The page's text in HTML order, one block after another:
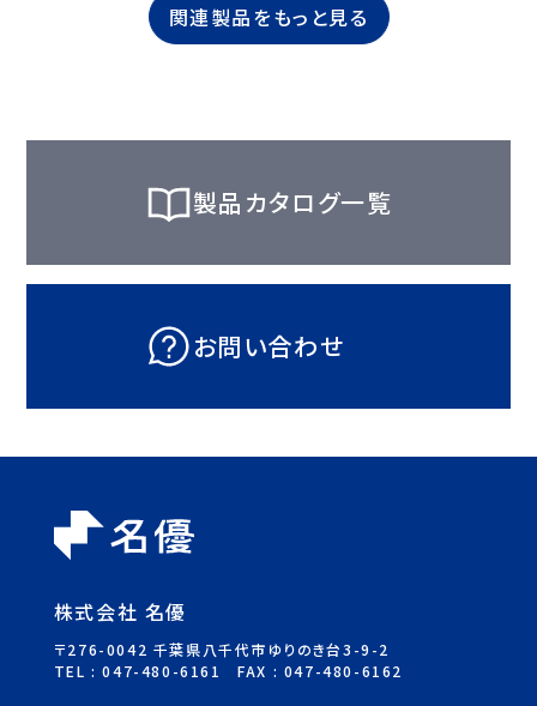
関連製品をもっと見る
製品カタログ一覧
お問い合わせ
株式会社 名優
〒276-0042 千葉県八千代市ゆりのき台3-9-2
TEL :047-480-6161 FAX : 047-480-6162